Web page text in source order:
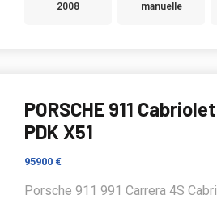
2008 manuelle
PORSCHE 911
PDK X51
95900 €
Porsche 911 991 Carrera 4S